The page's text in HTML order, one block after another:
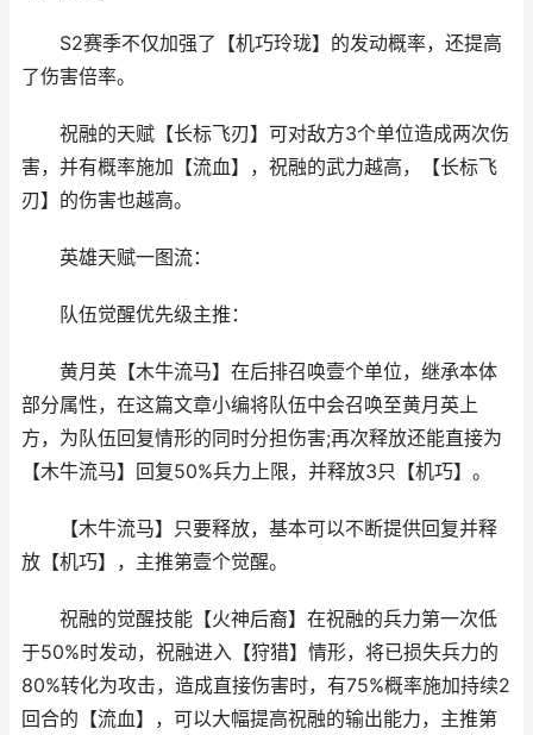
S2赛季不仅加强了【机巧玲珑】的发动概率，还提高
了伤害倍率。
祝融的天赋【长标飞刃】可对敌方3个单位造成两次伤
害，并有概率施加【流血】，祝融的武力越高，【长标飞
刃】的伤害也越高。
英雄天赋一图流：
队伍觉醒优先级主推：
黄月英【木牛流马】在后排召唤壹个单位，继承本体
部分属性，在这篇文章小编将队伍中会召唤至黄月英上
方，为队伍回复情形的同时分担伤害;再次释放还能直接为
【木牛流马】回复50%兵力上限，并释放3只【机巧】。
【木牛流马】只要释放，基本可以不断提供回复并释
放【机巧】，主推第壹个觉醒。
祝融的觉醒技能【火神后裔】在祝融的兵力第一次低
于50%时发动，祝融进入【狩猎】情形，将已损失兵力的
80%转化为攻击，造成直接伤害时，有75%概率施加持续2
回合的【流血】，可以大幅提高祝融的输出能力，主推第